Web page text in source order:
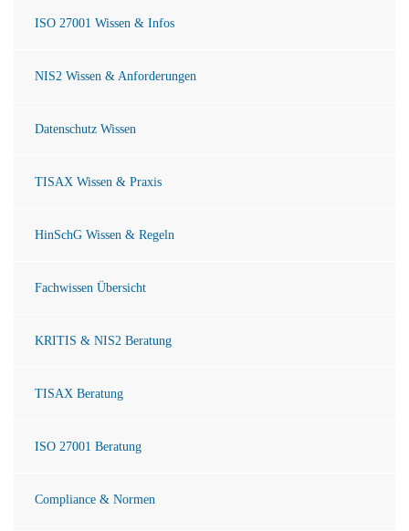
ISO 27001 Wissen & Infos
NIS2 Wissen & Anforderungen
Datenschutz Wissen
TISAX Wissen & Praxis
HinSchG Wissen & Regeln
Fachwissen Übersicht
KRITIS & NIS2 Beratung
TISAX Beratung
ISO 27001 Beratung
Compliance & Normen